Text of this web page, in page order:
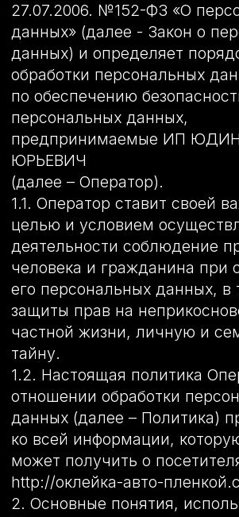
персональных данных,
предпринимаемые ИП ЮДИН ВИКТОР
ЮРЬЕВИЧ
(далее – Оператор).
1.1. Оператор ставит своей важнейшей
целью и условием осуществления своей
деятельности соблюдение прав и свобод
человека и гражданина при обработке
его персональных данных, в том числе
защиты прав на неприкосновенность
частной жизни, личную и семейную
тайну.
1.2. Настоящая политика Оператора в
отношении обработки персональных
данных (далее – Политика) применяется
ко всей информации, которую Оператор
может получить о посетителях веб-сайта
http://оклейка-авто-пленкой.com .
2. Основные понятия, используемые в
Политике
2.1. Автоматизированная обработка
персональных данных – обработка
персональных данных с помощью
средств вычислительной техники.
2.2. Блокирование персональных данных
– временное прекращение обработки
персональных данных (за исключением
случаев, если обработка необходима для
уточнения персональных данных).
2.3. Веб-сайт – совокупность
графических и информационных
материалов, а также программ для ЭВМ
и баз данных, обеспечивающих их
доступность в сети интернет по